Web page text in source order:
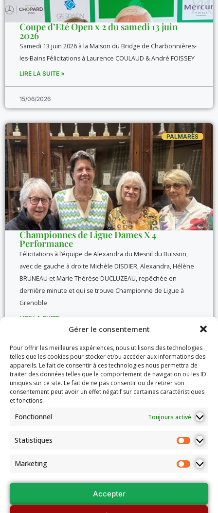
Gérer le consentement
Pour offrir les meilleures expériences, nous utilisons des technologies
telles que les cookies pour stocker et/ou accéder aux informations des
appareils. Le fait de consentir à ces technologies nous permettra de
traiter des données telles que le comportement de navigation ou les ID
uniques sur ce site. Le fait de ne pas consentir ou de retirer son
consentement peut avoir un effet négatif sur certaines caractéristiques
et fonctions.
Fonctionnel Toujours activé
Statistiques
Marketing
Accepter
Coupe d’Eté Open x 2 du samedi 13 juin
2026
Samedi 13 juin 2026 à la Maison du Bridge de Charbonnières-
les-Bains Félicitations à Laurence COULAUD & André FOISSEY
LIRE LA SUITE »
15/06/2026
PALMARÈS
Championnes de Ligue Dames X 4
Performance
Félicitations à l’équipe de Alexandra du Mesnil du Buisson,
avec de gauche à droite Michèle DISDIER, Alexandra, Hélène
BRUNEAU et Marie Thérèse DUCLUZEAU, repêchée en
dernière minute et qui se trouve Championne de Ligue à
Grenoble
LIRE LA SUITE »
13/06/2026
PALMARÈS
Vainqueurs de la Coupe d’Eté Challenge x 2
Lundi 1er juin 2026 à la Maison du Bridge de Charbonnières-
les-Bains Félicitations à Véronique TEDESCHI & Pascal